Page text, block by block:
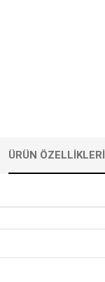
ÜRÜN ÖZELLIKLERI